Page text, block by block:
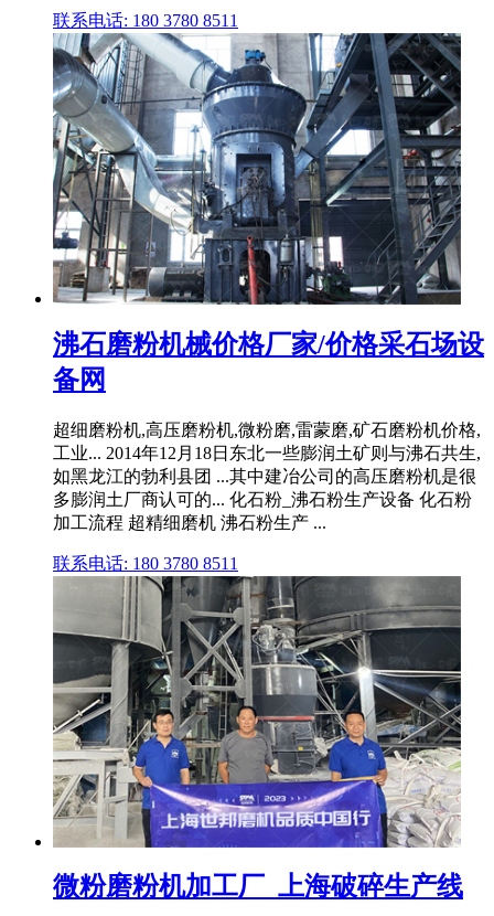
联系电话: 180 3780 8511
沸石磨粉机械价格厂家/价格采石场设
备网
超细磨粉机,高压磨粉机,微粉磨,雷蒙磨,矿石磨粉机价格,
工业... 2014年12月18日东北一些膨润土矿则与沸石共生,
如黑龙江的勃利县团 ...其中建冶公司的高压磨粉机是很
多膨润土厂商认可的... 化石粉_沸石粉生产设备 化石粉
加工流程 超精细磨机 沸石粉生产 ...
联系电话: 180 3780 8511
微粉磨粉机加工厂_上海破碎生产线